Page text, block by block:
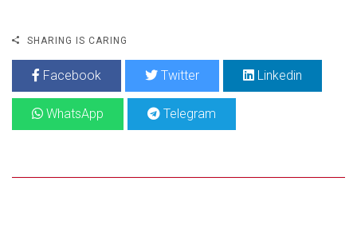
SHARING IS CARING
Facebook Twitter Linkedin
WhatsApp Telegram